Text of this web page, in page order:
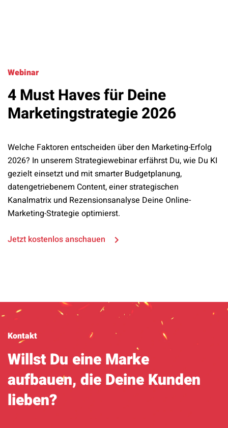
Webinar
4 Must Haves für Deine
Marketingstrategie 2026
Welche Faktoren entscheiden über den Marketing-Erfolg
2026? In unserem Strategiewebinar erfährst Du, wie Du KI
gezielt einsetzt und mit smarter Budgetplanung,
datengetriebenem Content, einer strategischen
Kanalmatrix und Rezensionsanalyse Deine Online-
Marketing-Strategie optimierst.
Jetzt kostenlos anschauen
Kontakt
Willst Du eine Marke
aufbauen, die Deine Kunden
lieben?